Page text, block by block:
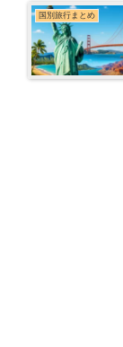
国別旅行まとめ